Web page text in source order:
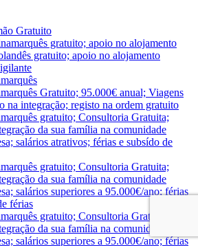
Gratuito
gratuito; apoio no alojamento
gratuito; apoio no alojamento
Gratuito; 95.000€ anual; Viagens
na integração; registo na ordem gratuito
gratuito; Consultoria Gratuita;
da sua família na comunidade
salários atrativos; férias e subsído de
gratuito; Consultoria Gratuita;
da sua família na comunidade
salários superiores a 95.000€/ano; férias
férias
gratuito; Consultoria Gratuita;
da sua família na comunidade
salários superiores a 95.000€/ano; férias